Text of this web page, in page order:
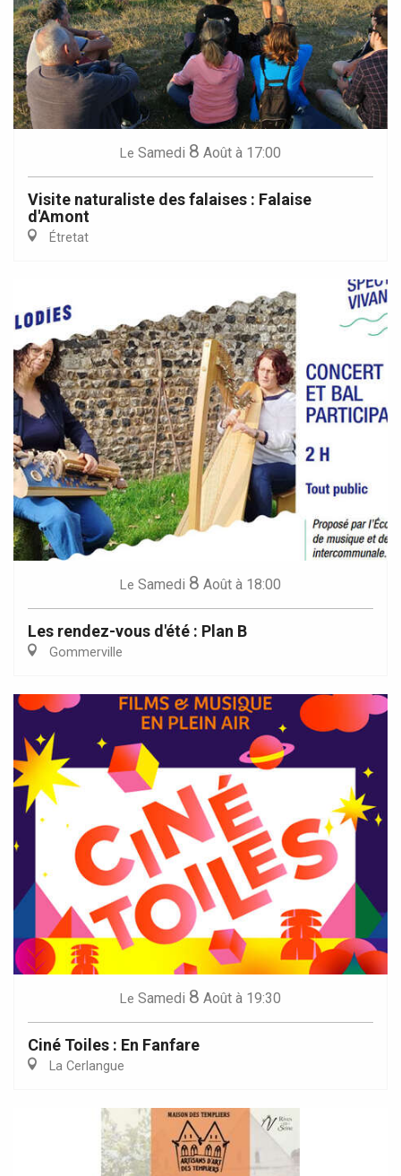
Le Samedi 8 Août à 17:00
Visite naturaliste des falaises : Falaise
d'Amont
Étretat
Le Samedi 8 Août à 18:00
Les rendez-vous d'été : Plan B
Gommerville
Le Samedi 8 Août à 19:30
Ciné Toiles : En Fanfare
La Cerlangue